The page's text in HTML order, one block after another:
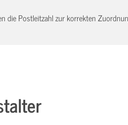
die Postleitzahl zur korrekten